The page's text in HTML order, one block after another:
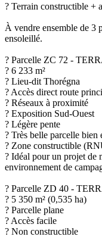
? Terrain constructible +
À vendre ensemble de 3
ensoleillé.
? Parcelle ZC 72 -
? 6 233 m²
? Lieu-dit Thorégna
? Accès direct route
? Réseaux à proximité
? Exposition Sud-Ouest
? Légère pente
? Très belle parcelle bien
? Zone constructible
? Idéal pour un projet de
environnement de
? Parcelle ZD 40 -
? 5 350 m² (0,535 ha)
? Parcelle plane
? Accès facile
? Non constructible